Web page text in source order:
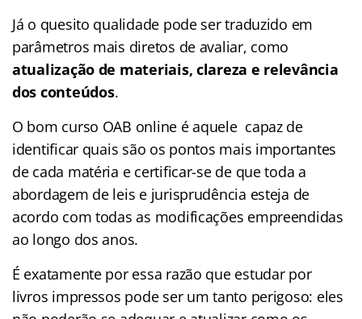
Já o quesito qualidade pode ser traduzido em
parâmetros mais diretos de avaliar, como
atualização de materiais, clareza e relevância
dos conteúdos.
O bom curso OAB online é aquele capaz de
identificar quais são os pontos mais importantes
de cada matéria e certificar-se de que toda a
abordagem de leis e jurisprudência esteja de
acordo com todas as modificações empreendidas
ao longo dos anos.
É exatamente por essa razão que estudar por
livros impressos pode ser um tanto perigoso: eles